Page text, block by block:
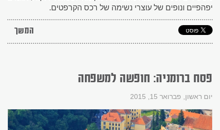
יפהפיים ונופים של עוצרי נשימה של רכס הקרפטים.
המשך
פסח ברומניה: חופשה למשפחה
יום ראשון, פברואר 15, 2015